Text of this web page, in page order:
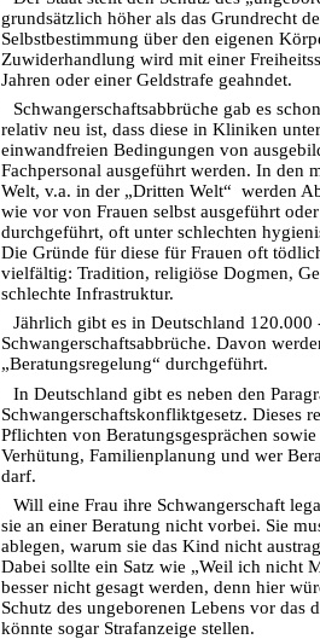
grundsätzlich höher als das Grundrecht
Selbstbestimmung über den eigenen
Zuwiderhandlung wird mit einer
Jahren oder einer Geldstrafe geahndet.
Schwangerschaftsabbrüche gab es
relativ neu ist, dass diese in Kliniken
einwandfreien Bedingungen von
Fachpersonal ausgeführt werden. In den
Welt, v.a. in der „Dritten Welt“ werden
wie vor von Frauen selbst ausgeführt
durchgeführt, oft unter schlechten
Die Gründe für diese für Frauen oft
vielfältig: Tradition, religiöse Dogmen,
schlechte Infrastruktur.
Jährlich gibt es in Deutschland 120.000
Schwangerschaftsabbrüche. Davon
„Beratungsregelung“ durchgeführt.
In Deutschland gibt es neben den
Schwangerschaftskonfliktgesetz. Dieses
Pflichten von Beratungsgesprächen
Verhütung, Familienplanung und wer
darf.
Will eine Frau ihre Schwangerschaft
sie an einer Beratung nicht vorbei. Sie
ablegen, warum sie das Kind nicht
Dabei sollte ein Satz wie „Weil ich nicht
besser nicht gesagt werden, denn hier
Schutz des ungeborenen Lebens vor das
könnte sogar Strafanzeige stellen.